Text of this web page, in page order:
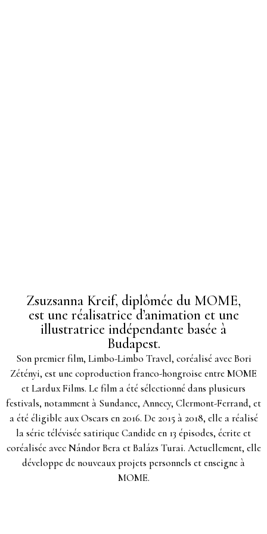
Zsuzsanna Kreif, diplômée du MOME,
est une réalisatrice d’animation et une
illustratrice indépendante basée à
Budapest.
Son premier film, Limbo-Limbo Travel, coréalisé avec Bori
Zétényi, est une coproduction franco-hongroise entre MOME
et Lardux Films. Le film a été sélectionné dans plusieurs
festivals, notamment à Sundance, Annecy, Clermont-Ferrand, et
a été éligible aux Oscars en 2016. De 2015 à 2018, elle a réalisé
la série télévisée satirique Candide en 13 épisodes, écrite et
coréalisée avec Nándor Bera et Balázs Turai. Actuellement, elle
développe de nouveaux projets personnels et enseigne à
MOME.